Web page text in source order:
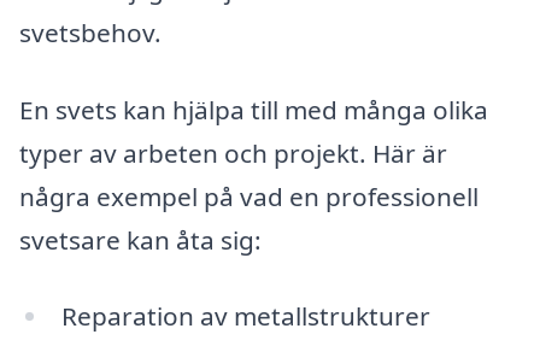
svetsbehov.
En svets kan hjälpa till med många olika
typer av arbeten och projekt. Här är
några exempel på vad en professionell
svetsare kan åta sig:
Reparation av metallstrukturer